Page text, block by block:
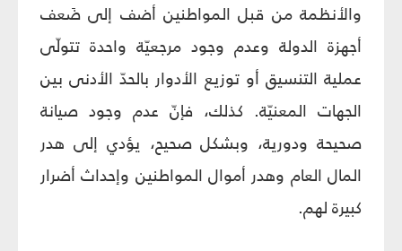
والأنظمة من قبل المواطنين أضف إلى ضَعف
أجهزة الدولة وعدم وجود مرجعيّة واحدة تتولّى
عملية التنسيق أو توزيع الأدوار بالحدّ الأدنى بين
الجهات المعنيّة. كذلك، فإنّ عدم وجود صيانة
صحيحة ودورية، وبشكل صحيح، يؤدي إلى هدر
المال العام وهدر أموال المواطنين وإحداث أضرار
كبيرة لهم.